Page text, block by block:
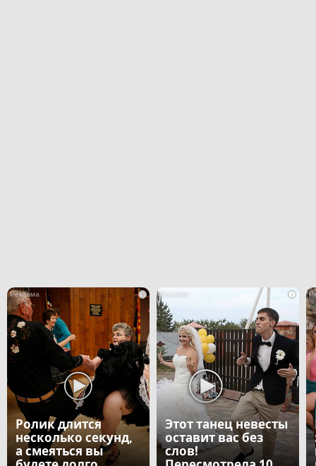
i
Ролик длится
несколько секунд,
а смеяться вы
i
Этот танец невесты
оставит вас без
слов!